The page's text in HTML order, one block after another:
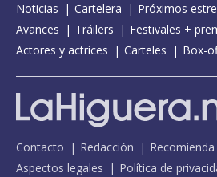
Noticias Cartelera Próximos
Avances
Tráilers
Festivales +
Actores y actrices
Carteles Box-
Contacto Redacción Recomienda
Aspectos legales
Política de